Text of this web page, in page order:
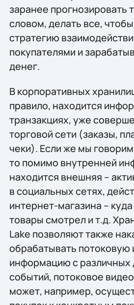
заранее прогнозировать
словом, делать все,
стратегию
покупателями и
денег.
В корпоративных
правило, находится
транзакциях, уже
торговой сети (заказы,
чеки). Если же мы
то помимо внутренней
находится внешняя –
в социальных сетях,
интернет-магазина –
товары смотрел и т.д.
Lake позволяют также
обрабатывать
информацию с различных
событий, потоковое
может, например,